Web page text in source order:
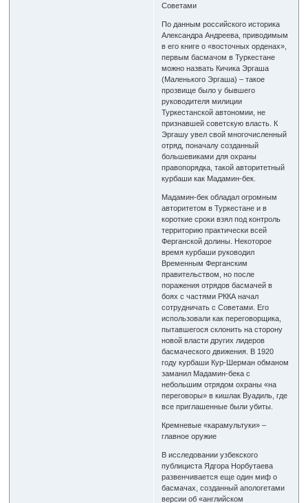
Советами
По данным российского историка
Александра Андреева, приводимым
в его книге о «восточных орденах»,
первым басмачом в Туркестане
можно назвать Кичика Эргаша
(Маленького Эргаша) – такое
прозвище было у бывшего
руководителя милиции
Туркестанской автономии, не
признавшей советскую власть. К
Эргашу увел свой многочисленный
отряд, поначалу созданный
большевиками для охраны
правопорядка, такой авторитетный
курбаши как Мадамин-бек.
Мадамин-бек обладал огромным
авторитетом в Туркестане и в
короткие сроки взял под контроль
территорию практически всей
Ферганской долины. Некоторое
время курбаши руководил
Временным Ферганским
правительством, но после
поражения отрядов басмачей в
боях с частями РККА начал
сотрудничать с Советами. Его
использовали как переговорщика,
пытавшегося склонить на сторону
новой власти других лидеров
басмаческого движения. В 1920
году курбаши Кур-Шерман обманом
заманил Мадамин-бека с
небольшим отрядом охраны «на
переговоры» в кишлак Вуадиль, где
все приглашенные были убиты.
Кремневые «карамультуки» –
главное оружие
В исследовании узбекского
публициста Ядгора Норбутаева
развенчивается еще один миф о
басмачах, созданный апологетами
версии об «английском